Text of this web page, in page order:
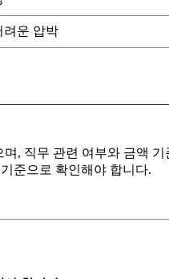
려운 압박
, 직무 관련 여부와 금액
준으로 확인해야 합니다.